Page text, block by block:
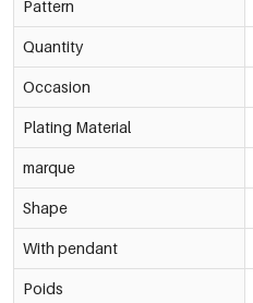
Pattern
Quantity
Occasion
Plating Material
marque
Shape
With pendant
Poids